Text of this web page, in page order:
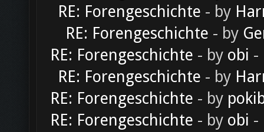
RE: Forengeschichte - by
RE: Forengeschichte - by
RE: Forengeschichte - by obi -
RE: Forengeschichte - by
RE: Forengeschichte - by
RE: Forengeschichte - by obi -